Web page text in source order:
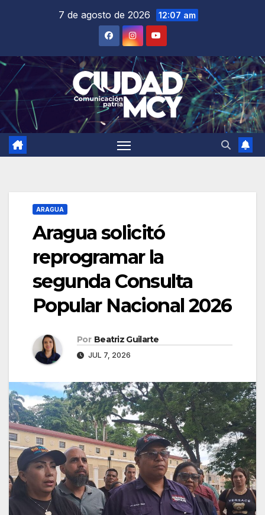
7 de agosto de 2026 12:07 am
ARAGUA
Aragua solicitó
reprogramar la
segunda Consulta
Popular Nacional 2026
Por Beatriz Guilarte
JUL 7, 2026